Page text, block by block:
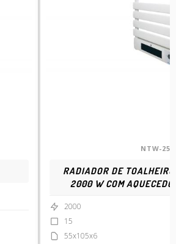
NTW-25
RADIADOR DE
2000 W COM
2000
15
55x105x6